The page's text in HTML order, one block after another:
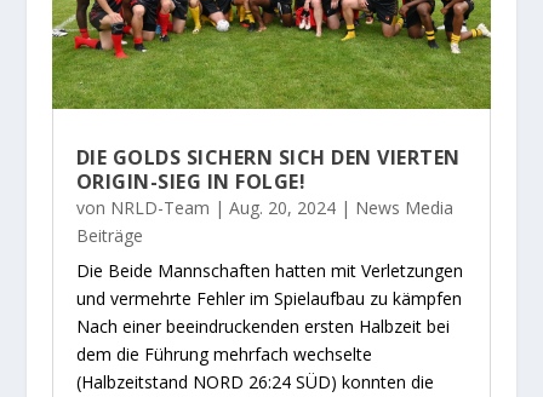
DIE GOLDS SICHERN SICH DEN VIERTEN
ORIGIN-SIEG IN FOLGE!
von NRLD-Team | Aug. 20, 2024| News Media
Beiträge
Die Beide Mannschaften hatten mit Verletzungen
und vermehrte Fehler im Spielaufbau zu kämpfen
Nach einer beeindruckenden ersten Halbzeit bei
dem die Führung mehrfach wechselte
(Halbzeitstand NORD 26:24 SÜD) konnten die